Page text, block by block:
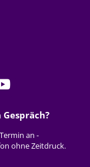
Y
u
T
u
an -
ohne Zeitdruck.